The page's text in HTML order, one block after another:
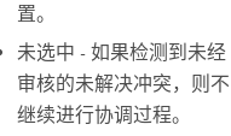
置。
未选中 - 如果检测到未经
审核的未解决冲突，则不
继续进行协调过程。